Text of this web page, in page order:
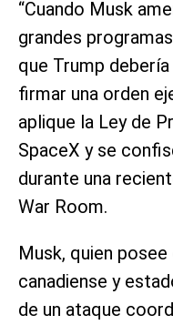
“Cuando Musk
grandes
que Trump
firmar una orden
aplique la Ley de
SpaceX y se
durante una
War Room.
Musk, quien
canadiense y
de un ataque